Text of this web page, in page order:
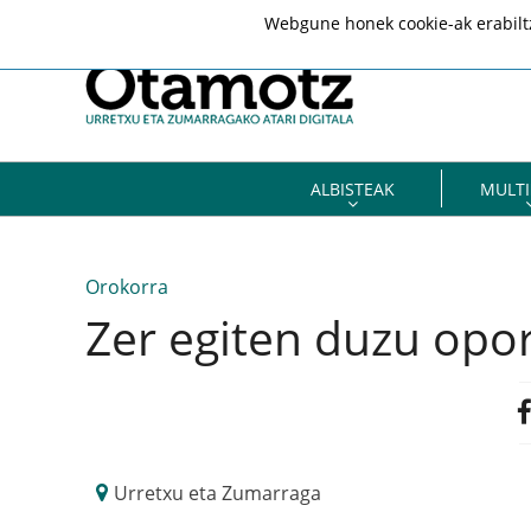
ALBISTEAK
Orokorra
Zer egiten duzu
Urretxu eta Zumarraga
Webgune honek cookie-ak